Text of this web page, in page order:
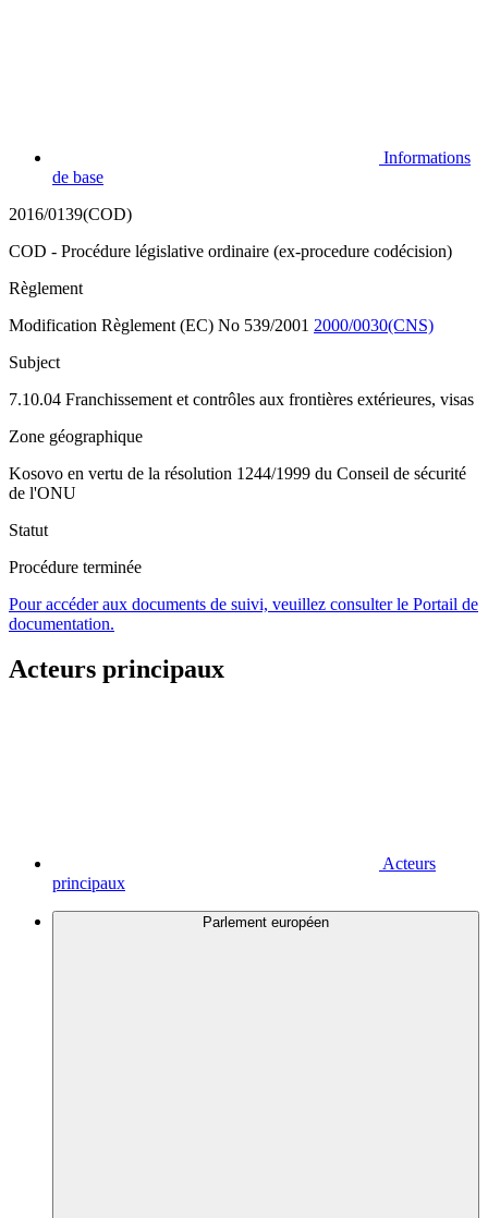
Informations
de base
2016/0139(COD)
COD - Procédure législative ordinaire (ex-procedure codécision)
Règlement
Modification Règlement (EC) No 539/2001 2000/0030(CNS)
Subject
7.10.04 Franchissement et contrôles aux frontières extérieures, visas
Zone géographique
Kosovo en vertu de la résolution 1244/1999 du Conseil de sécurité
de l'ONU
Statut
Procédure terminée
Pour accéder aux documents de suivi, veuillez consulter le Portail de
documentation.
Acteurs principaux
Acteurs
principaux
Parlement européen